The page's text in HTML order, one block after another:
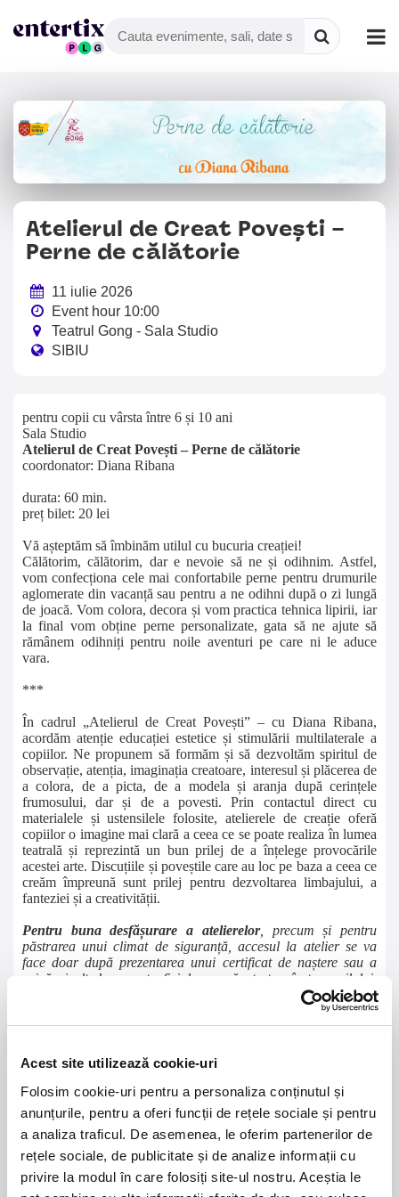
Acest site utilizează cookie-uri
Folosim cookie-uri pentru a personaliza conținutul și
anunțurile, pentru a oferi funcții de rețele sociale și pentru
a analiza traficul. De asemenea, le oferim partenerilor de
rețele sociale, de publicitate și de analize informații cu
privire la modul în care folosiți site-ul nostru. Aceștia le
pentru copii cu vârsta între 6 și 10 ani
Sala Studio
Atelierul de Creat Povești – Perne de călătorie
coordonator: Diana Ribana
durata: 60 min.
preț bilet: 20 lei
Vă așteptăm să îmbinăm utilul cu bucuria creației!
Călătorim, călătorim, dar e nevoie să ne și odihnim. Astfel,
vom confecționa cele mai confortabile perne pentru drumurile
aglomerate din vacanță sau pentru a ne odihni după o zi lungă
de joacă. Vom colora, decora și vom practica tehnica lipirii, iar
la final vom obține perne personalizate, gata să ne ajute să
rămânem odihniți pentru noile aventuri pe care ni le aduce
vara.
***
În cadrul „Atelierul de Creat Povești” – cu Diana Ribana,
acordăm atenție educației estetice și stimulării multilaterale a
copiilor. Ne propunem să formăm și să dezvoltăm spiritul de
observație, atenția, imaginația creatoare, interesul și plăcerea de
a colora, de a picta, de a modela și aranja după cerințele
frumosului, dar și de a povesti. Prin contactul direct cu
materialele și ustensilele folosite, atelierele de creație oferă
copiilor o imagine mai clară a ceea ce se poate realiza în lumea
teatrală și reprezintă un bun prilej de a înțelege provocările
acestei arte. Discuțiile și poveștile care au loc pe baza a ceea ce
creăm împreună sunt prilej pentru dezvoltarea limbajului, a
fanteziei și a creativității.
Pentru buna desfășurare a atelierelor, precum și pentru
păstrarea unui climat de siguranță, accesul la atelier se va
face doar după prezentarea unui certificat de naștere sau a
oricărui alt document oficial care să ateste vârsta copilului.
În cazul în care părintele sau tutorele legal nu poate dovedi
vârsta copilului printr-un document justificativ, Teatrul GONG
dreptul la rambursarea biletului, având în vedere că
fost rezervat.
De asemenea, pe parcursul desfășurării atelierelor se vor
efectua fotografii și înregistrări video, iar participarea copiilor
la evenimente reprezintă automat și acordul
părintelui/reprezentantului legal pentru realizarea și utilizarea
acestora în scopul arhivării și promovării activităților.
Atelierul de Creat Povești –
Perne de călătorie
11 iulie 2026
Event hour 10:00
Teatrul Gong - Sala Studio
SIBIU